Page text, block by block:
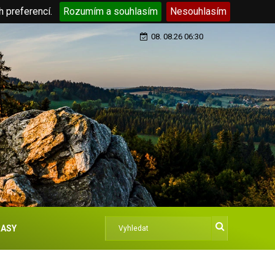
preferencí. Rozumím a souhlasím Nesouhlasím
08. 08.26 06:30